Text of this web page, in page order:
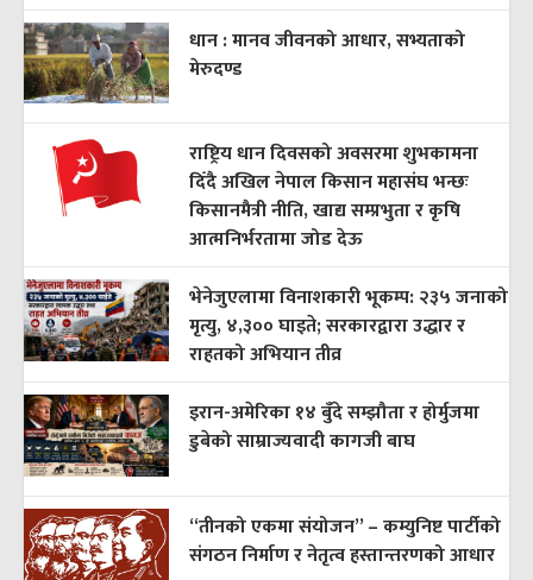
धान : मानव जीवनको आधार, सभ्यताको
मेरुदण्ड
राष्ट्रिय धान दिवसको अवसरमा शुभकामना
दिँदै अखिल नेपाल किसान महासंघ भन्छः
किसानमैत्री नीति, खाद्य सम्प्रभुता र कृषि
आत्मनिर्भरतामा जोड देऊ
भेनेजुएलामा विनाशकारी भूकम्प: २३५ जनाको
मृत्यु, ४,३०० घाइते; सरकारद्वारा उद्धार र
राहतको अभियान तीव्र
इरान-अमेरिका १४ बुँदे सम्झौता र होर्मुजमा
डुबेको साम्राज्यवादी कागजी बाघ
“तीनको एकमा संयोजन” – कम्युनिष्ट पार्टीको
संगठन निर्माण र नेतृत्व हस्तान्तरणको आधार